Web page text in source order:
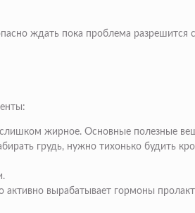
ждать пока проблема разрешится
жирное. Основные полезные
грудь, нужно тихонько будить
вырабатывает гормоны